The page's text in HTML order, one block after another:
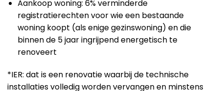
Aankoop woning: 6% verminderde
registratierechten voor wie een bestaande
woning koopt (als enige gezinswoning) en die
binnen de 5 jaar ingrijpend energetisch te
renoveert
*IER: dat is een renovatie waarbij de technische
installaties volledig worden vervangen en minstens